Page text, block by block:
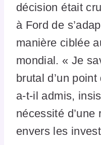
décision était
à Ford de
manière ciblée
mondial. « Je
brutal d’un
a-t-il admis,
nécessité
envers les